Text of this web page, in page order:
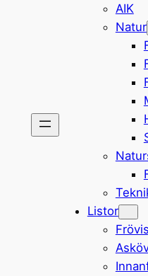
AIK
Natur
Listor